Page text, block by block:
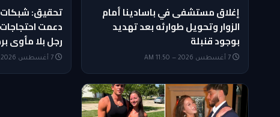
إغلاق مستشفى في باسادينا أمام
الزوار وتحويل طوارئه بعد تهديد
بوجود قنبلة
تحقيق: شبكات
دعمت
رجل بلا مأوى
7 أغسطس 2026 — 11:35 AM